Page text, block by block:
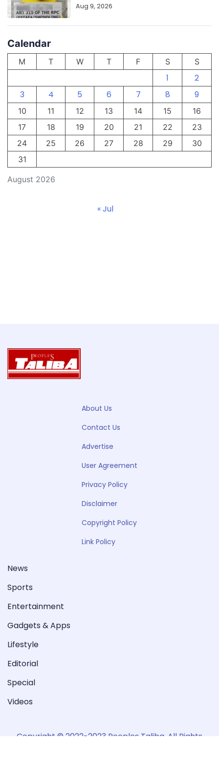
Aug 9, 2026
Calendar
August 2026
M T W T F S S
1
2
3
4 5 6 7 8 9
10 11 12 13 14 15
16
17
18 19 20 21 22
23
24
25 26 27 28 29
30
31
« Jul
About Us
Contact Us
Advertise
User Agreement
Privacy Policy
Disclaimer
Copyright Policy
Link Policy
News
Sports
Entertainment
Gadgets & Apps
Lifestyle
Editorial
Special
Videos
Copyright © 2022-2023 Peoples Taliba. All Rights